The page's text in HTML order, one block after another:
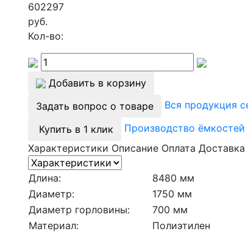
602297
руб.
Кол-во:
Добавить в корзину
Задать вопрос о товаре
Вся продукция
Купить в 1 клик
Производство ёмкостей
Характеристики Описание Оплата Доставка
Длина:
8480 мм
Диаметр:
1750 мм
Диаметр горловины:
700 мм
Материал:
Полиэтилен